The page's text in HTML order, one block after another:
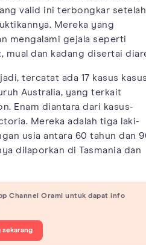
valid ini terbongkar setelah
Mereka yang
mengalami gejala seperti
mual dan kadang disertai
tercatat ada 17 kasus
Australia, yang terkait
Enam diantara dari kasus-
Mereka adalah tiga laki-
usia antara 60 tahun dan
dilaporkan di Tasmania dan
Channel Orami untuk dapat info
sekarang